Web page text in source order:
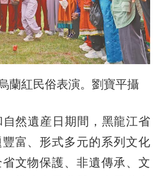
蘭紅民俗表演。劉寶平攝
自然遺産日期間，黑龍江省
富、形式多元的系列文化
文物保護、非遺傳承、文